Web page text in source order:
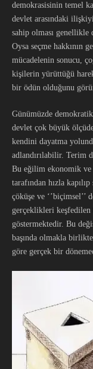
demokrasisinin temel
devlet arasındaki
sahip olması
Oysa seçme hakkının
mücadelenin sonucu,
kişilerin yürüttüğü
bir ödün olduğunu
Günümüzde
devlet çok büyük
kendini dayatma
adlandırılabilir. Terim
Bu eğilim ekonomik ve
tarafından hızla
çöküşe ve
gerçeklikleri keşfedilen
göstermektedir. Bu
başında olmakla
göre gerçek bir